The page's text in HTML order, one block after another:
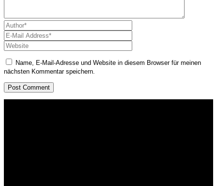
Name, E-Mail-Adresse und Website in diesem Browser für meinen
nächsten Kommentar speichern.